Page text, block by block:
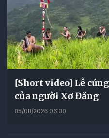
[Short video] Lễ
của người Xơ Đăng
05/08/2026 06:30